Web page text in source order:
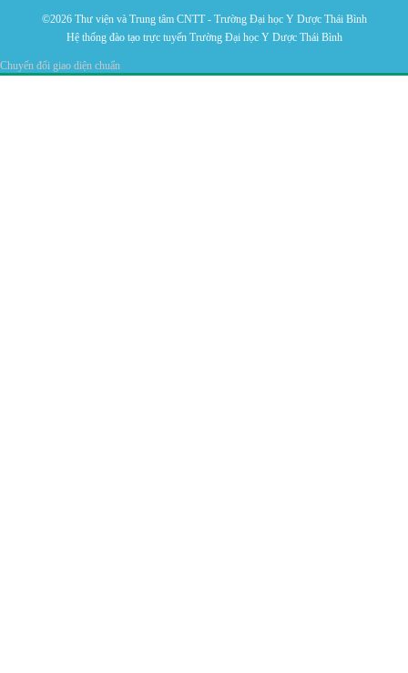
©2026 Thư viện và Trung tâm CNTT - Trường Đại học Y Dược Thái Bình
Hệ thống đào tạo trực tuyến Trường Đại học Y Dược Thái Bình
Chuyển đổi giao diện chuẩn